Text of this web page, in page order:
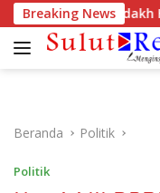
Langsung
ke
konten
Breaking News
Ellen Sondakh Hadiri
Beranda Politik
Politik